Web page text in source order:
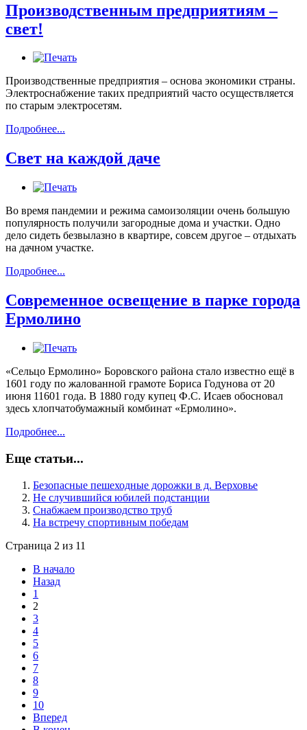
Производственным предприятиям –
свет!
Производственные предприятия – основа экономики страны.
Электроснабжение таких предприятий часто осуществляется
по старым электросетям.
Подробнее...
Свет на каждой даче
Во время пандемии и режима самоизоляции очень большую
популярность получили загородные дома и участки. Одно
дело сидеть безвылазно в квартире, совсем другое – отдыхать
на дачном участке.
Подробнее...
Современное освещение в парке города
Ермолино
«Сельцо Ермолино» Боровского района стало известно ещё в
1601 году по жалованной грамоте Бориса Годунова от 20
июня 11601 года. В 1880 году купец Ф.С. Исаев обосновал
здесь хлопчатобумажный комбинат «Ермолино».
Подробнее...
Еще статьи...
Безопасные пешеходные дорожки в д. Верховье
Не случившийся юбилей подстанции
Снабжаем производство труб
На встречу спортивным победам
Страница 2 из 11
В начало
Назад
1
2
3
4
5
6
7
8
9
10
Вперед